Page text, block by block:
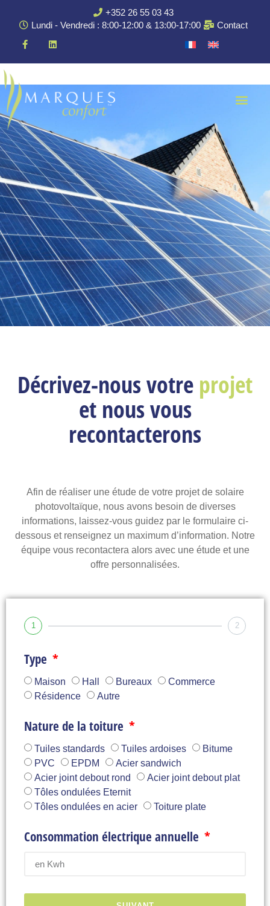
+352 26 55 03 43
Lundi - Vendredi : 8:00-12:00 & 13:00-17:00
Contact
Décrivez-nous votre projet
et nous vous
recontacterons
Afin de réaliser une étude de votre projet de solaire
photovoltaïque, nous avons besoin de diverses
informations, laissez-vous guidez par le formulaire ci-
dessous et renseignez un maximum d’information. Notre
équipe vous recontactera alors avec une étude et une
offre personnalisées.
1 2
Type
Maison Hall Bureaux
Commerce
Résidence
Autre
Nature de la toiture
Tuiles standards Tuiles ardoises
Bitume
PVC
EPDM
Acier sandwich
Acier joint debout rond
Acier joint debout plat
Tôles ondulées Eternit
Tôles ondulées en acier
Toiture plate
Consommation électrique annuelle